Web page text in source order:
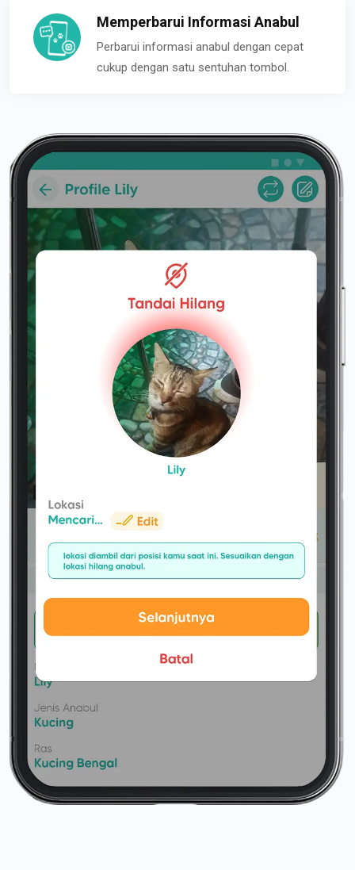
Memperbarui Informasi Anabul
Perbarui informasi anabul dengan cepat
cukup dengan satu sentuhan tombol.